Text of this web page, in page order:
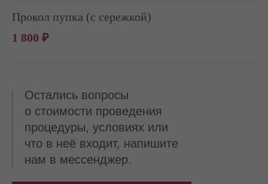
Прокол пупка (с сережкой)
1 800 ₽
Остались вопросы
о стоимости проведения
процедуры, условиях или
что в неё входит, напишите
нам в мессенджер.